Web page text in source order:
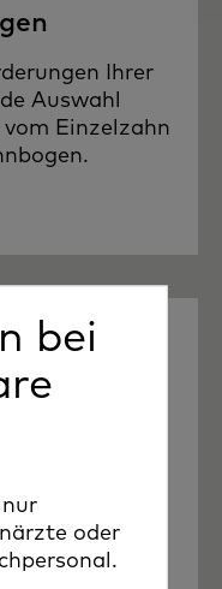
Ihrer
Auswahl
Einzelzahn
bei
oder